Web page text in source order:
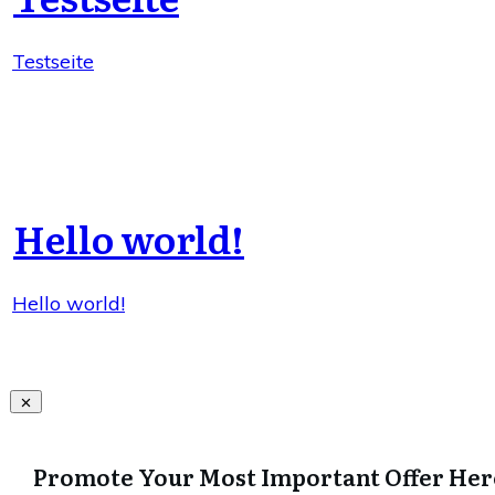
Testseite
Hello world!
Hello world!
Promote Your Most Important Offer